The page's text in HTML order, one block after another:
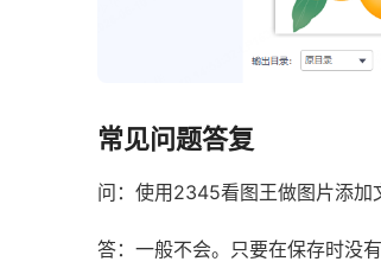
常见问题答复
问：使用2345看图王做图片添加
答：一般不会。只要在保存时没